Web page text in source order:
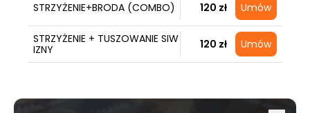
STRZYŻENIE+BRODA (COMBO) 120 zł Umów
STRZYŻENIE + TUSZOWANIE SIW
IZNY
120 zł Umów